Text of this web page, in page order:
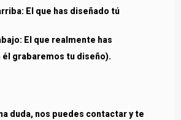
El que has diseñado tú
El que realmente has
él grabaremos tu diseño).
duda, nos puedes contactar y te